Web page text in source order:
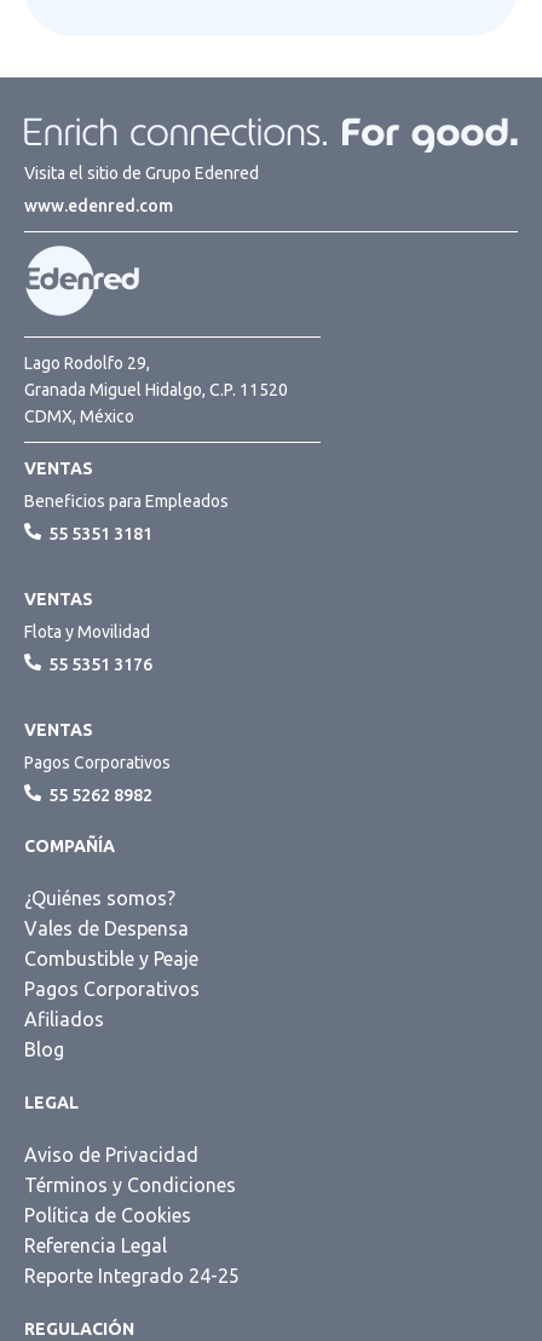
Visita el sitio de Grupo Edenred
www.edenred.com
Lago Rodolfo 29,
Granada Miguel Hidalgo, C.P. 11520
CDMX, México
VENTAS
Beneficios para Empleados
55 5351 3181
VENTAS
Flota y Movilidad
55 5351 3176
VENTAS
Pagos Corporativos
55 5262 8982
COMPAÑÍA
¿Quiénes somos?
Vales de Despensa
Combustible y Peaje
Pagos Corporativos
Afiliados
Blog
LEGAL
Aviso de Privacidad
Términos y Condiciones
Política de Cookies
Referencia Legal
Reporte Integrado 24-25
REGULACIÓN